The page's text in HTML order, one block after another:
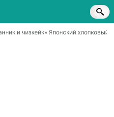
и чизкейк» Японский хлопковый